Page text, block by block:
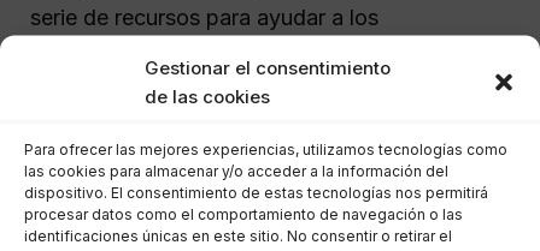
Gestionar el consentimiento
de las cookies
Para ofrecer las mejores experiencias, utilizamos tecnologías como
las cookies para almacenar y/o acceder a la información del
dispositivo. El consentimiento de estas tecnologías nos permitirá
procesar datos como el comportamiento de navegación o las
identificaciones únicas en este sitio. No consentir o retirar el
serie de recursos para ayudar a los
Portal de Trámites: La sede electrónica
incluye tutoriales y guías interactivas.
Atención Telefnica: Una línea de ayuda